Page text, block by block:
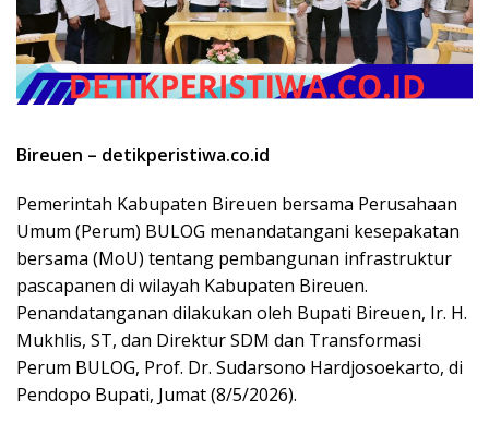
Bireuen – detikperistiwa.co.id
Pemerintah Kabupaten Bireuen bersama Perusahaan
Umum (Perum) BULOG menandatangani kesepakatan
bersama (MoU) tentang pembangunan infrastruktur
pascapanen di wilayah Kabupaten Bireuen.
Penandatanganan dilakukan oleh Bupati Bireuen, Ir. H.
Mukhlis, ST, dan Direktur SDM dan Transformasi
Perum BULOG, Prof. Dr. Sudarsono Hardjosoekarto, di
Pendopo Bupati, Jumat (8/5/2026).